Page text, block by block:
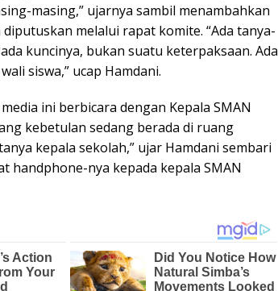
masing,” ujarnya sambil menambahkan
melalui rapat komite. “Ada tanya-
kuncinya, bukan suatu keterpaksaan. Ada
siswa,” ucap Hamdani.
ini berbicara dengan Kepala SMAN
kebetulan sedang berada di ruang
kepala sekolah,” ujar Hamdani sembari
handphone-nya kepada kepala SMAN